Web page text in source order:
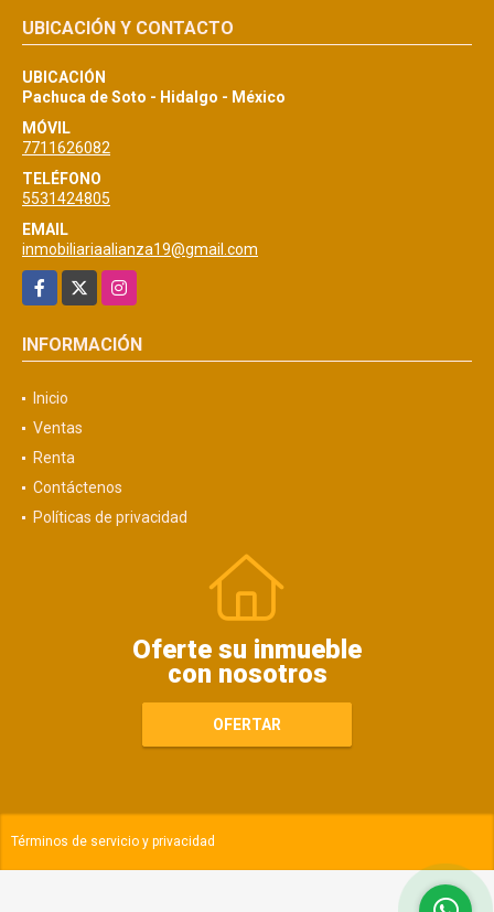
UBICACIÓN Y CONTACTO
UBICACIÓN
Pachuca de Soto - Hidalgo - México
MÓVIL
7711626082
TELÉFONO
5531424805
EMAIL
inmobiliariaalianza19@gmail.com
Facebook
Instagram
INFORMACIÓN
Inicio
Ventas
Renta
Contáctenos
Políticas de privacidad
Oferte su inmueble
con nosotros
OFERTAR
Términos de servicio y privacidad